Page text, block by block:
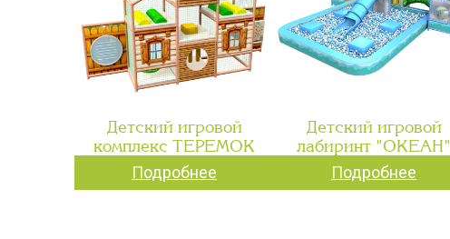
Детский игровой
комплекс ТЕРЕМОК
Подробнее
Детский игровой
лабиринт "ОКЕАН"
Подробнее